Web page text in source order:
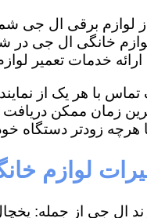
لوازم برقی ال جی
خانگی ال جی در
ارائه خدمات تعمیر
تماس با هر یک از
زمان ممکن
هرچه زودتر دستگاه
لوازم
ال جی از جمله: